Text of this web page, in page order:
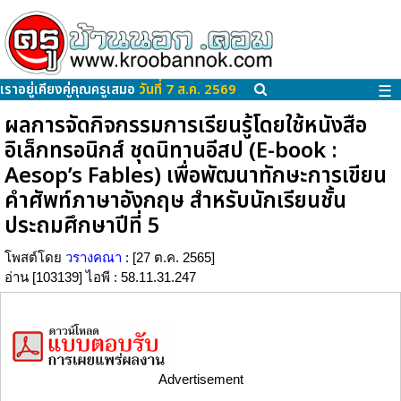
เราอยู่เคียงคู่คุณครูเสมอ วันที่ 7 ส.ค. 2569 ☰
ผลการจัดกิจกรรมการเรียนรู้โดยใช้หนังสือ
อิเล็กทรอนิกส์ ชุดนิทานอีสป (E-book :
Aesop’s Fables) เพื่อพัฒนาทักษะการเขียน
คำศัพท์ภาษาอังกฤษ สำหรับนักเรียนชั้น
ประถมศึกษาปีที่ 5
โพสต์โดย วรางคณา : [27 ต.ค. 2565]
อ่าน [103139] ไอพี : 58.11.31.247
Advertisement